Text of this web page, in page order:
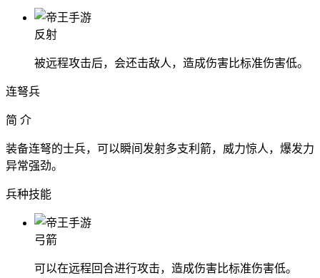
反射
被远程攻击后，会还击敌人，造成伤害比标准伤害低。
连弩兵
简 介
装备连弩的士兵，可以瞬间发射多支利箭，威力惊人，爆发力
异常强劲。
兵种技能
弓箭
可以在远程回合进行攻击，造成伤害比标准伤害低。